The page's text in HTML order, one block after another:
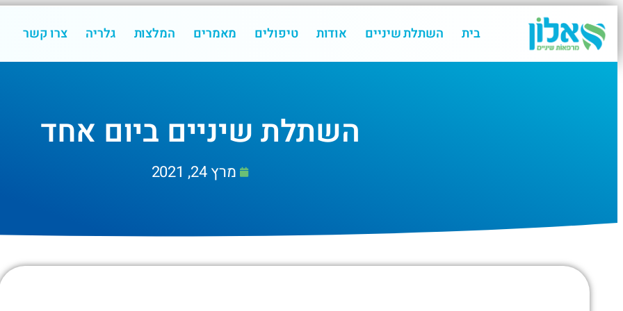
בית השתלת שיניים אודות טיפולים מאמרים המלצות גלריה צרו קשר
השתלת שיניים ביום אחד
מרץ 24, 2021